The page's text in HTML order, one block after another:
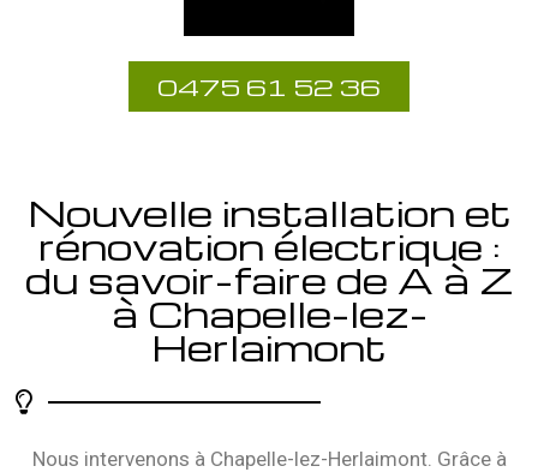
0475 61 52 36
Nouvelle installation et
rénovation électrique :
du savoir-faire de A à Z
à Chapelle-lez-
Herlaimont
Nous intervenons à Chapelle-lez-Herlaimont. Grâce à